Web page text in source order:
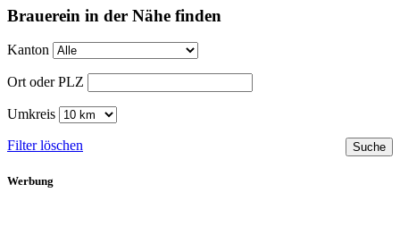
Brauerein in der Nähe finden
Kanton
Ort oder PLZ
Umkreis
Filter löschen
Werbung